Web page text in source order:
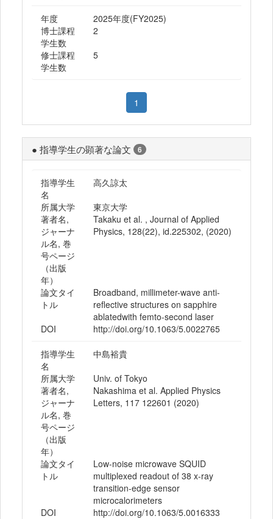
年度
2025年度(FY2025)
博士課程
学生数
2
修士課程
学生数
5
1
● 指導学生の顕著な論文 6
指導学生
名
高久諒太
所属大学
東京大学
著者名,
ジャーナ
ル名, 巻
号ページ
（出版
年）
Takaku et al. , Journal of Applied
Physics, 128(22), id.225302, (2020)
論文タイ
トル
Broadband, millimeter-wave anti-
reflective structures on sapphire
ablatedwith femto-second laser
DOI
http://doi.org/10.1063/5.0022765
指導学生
名
中島裕貴
所属大学
Univ. of Tokyo
著者名,
ジャーナ
ル名, 巻
号ページ
（出版
年）
Nakashima et al. Applied Physics
Letters, 117 122601 (2020)
論文タイ
トル
Low-noise microwave SQUID
multiplexed readout of 38 x-ray
transition-edge sensor
microcalorimeters
DOI
http://doi.org/10.1063/5.0016333